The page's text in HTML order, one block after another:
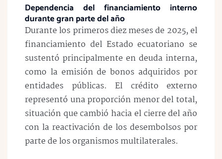
Dependencia del financiamiento interno
durante gran parte del año
Durante los primeros diez meses de 2025, el
financiamiento del Estado ecuatoriano se
sustentó principalmente en deuda interna,
como la emisión de bonos adquiridos por
entidades públicas. El crédito externo
representó una proporción menor del total,
situación que cambió hacia el cierre del año
con la reactivación de los desembolsos por
parte de los organismos multilaterales.